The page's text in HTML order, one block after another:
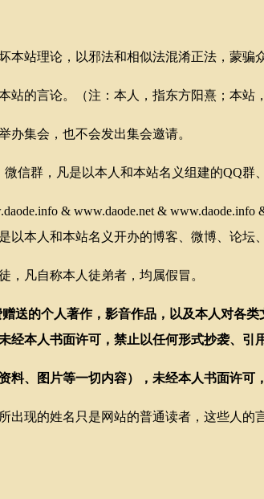
站理论，以邪法和相似法混淆正法，蒙骗
的言论。（注：本人，指东方阳熹；本站，
集会，也不会发出集会邀请。
群，凡是以本人和本站名义组建的QQ群、
& www.daode.net & www.daode.info
以本人和本站名义开办的博客、微博、论坛
凡自称本人徒弟者，均属假冒。
送的个人著作，影音作品，以及本人对各类
经本人书面许可，禁止以任何形式抄袭、引
料、图片等一切内容），未经本人书面许可
现的姓名只是网站的普通读者，这些人的